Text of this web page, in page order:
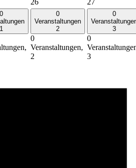
0
1
0
Veranstaltungen
2
0
Veranstaltungen,
2
0
3
0
3